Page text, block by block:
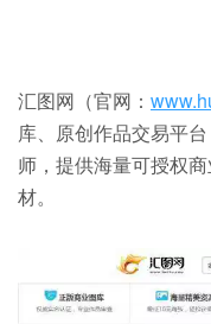
汇图网（官网：
库、原创作品交易平
师，提供海量可授权
材。